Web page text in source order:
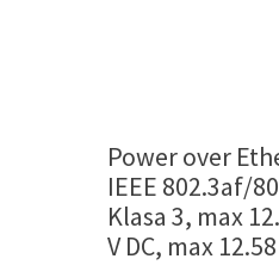
Power over
IEEE 802.3af/
Klasa 3, max
V DC, max